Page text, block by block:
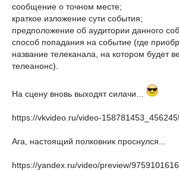
сообщение о точном месте;
краткое изложение сути события;
предположение об аудитории данного
способ попадания на событие (где
название телеканала, на котором будет
телеанонс).
На сцену вновь выходят силачи...
https://vkvideo.ru/video-
Ага, настоящий полковник проснулся...
https://yandex.ru/video/preview/